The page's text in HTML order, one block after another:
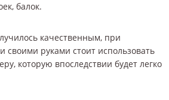
балок.
качественным, при
своими руками стоит использовать
которую впоследствии будет легко